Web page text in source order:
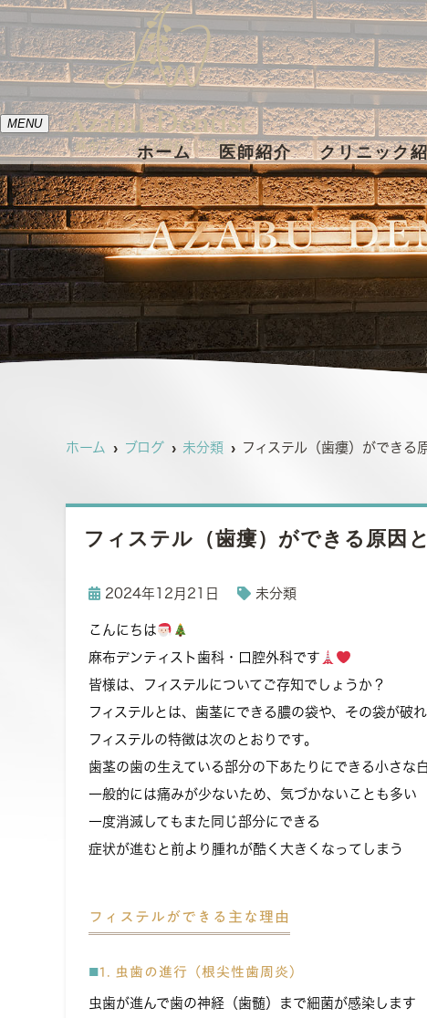
MENU
ホーム 医師紹介 クリニック
ホーム ブログ 未分類 フィステル（歯瘻）ができる
フィステル（歯瘻）ができる原因
2024年12月21日 未分類
こんにちは
麻布デンティスト歯科・口腔外科です
皆様は、フィステルについてご存知でしょうか？
フィステルとは、歯茎にできる膿の袋や、その袋が破
フィステルの特徴は次のとおりです。
歯茎の歯の生えている部分の下あたりにできる小さな
一般的には痛みが少ないため、気づかないことも多い
一度消滅してもまた同じ部分にできる
症状が進むと前より腫れが酷く大きくなってしまう
フィステルができる主な理由
1. 虫歯の進行（根尖性歯周炎）
虫歯が進んで歯の神経（歯髄）まで細菌が感染します